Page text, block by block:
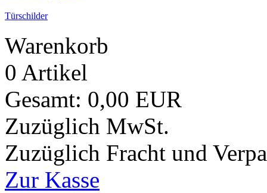
Türschilder
Warenkorb
0 Artikel
Gesamt: 0,00 EUR
Zuzüglich MwSt.
Zuzüglich Fracht und
Zur Kasse